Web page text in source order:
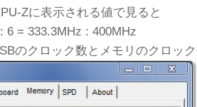
Zに表示される値で見ると
6 = 333.3MHz : 400MHz
のクロック数とメモリのクロッ